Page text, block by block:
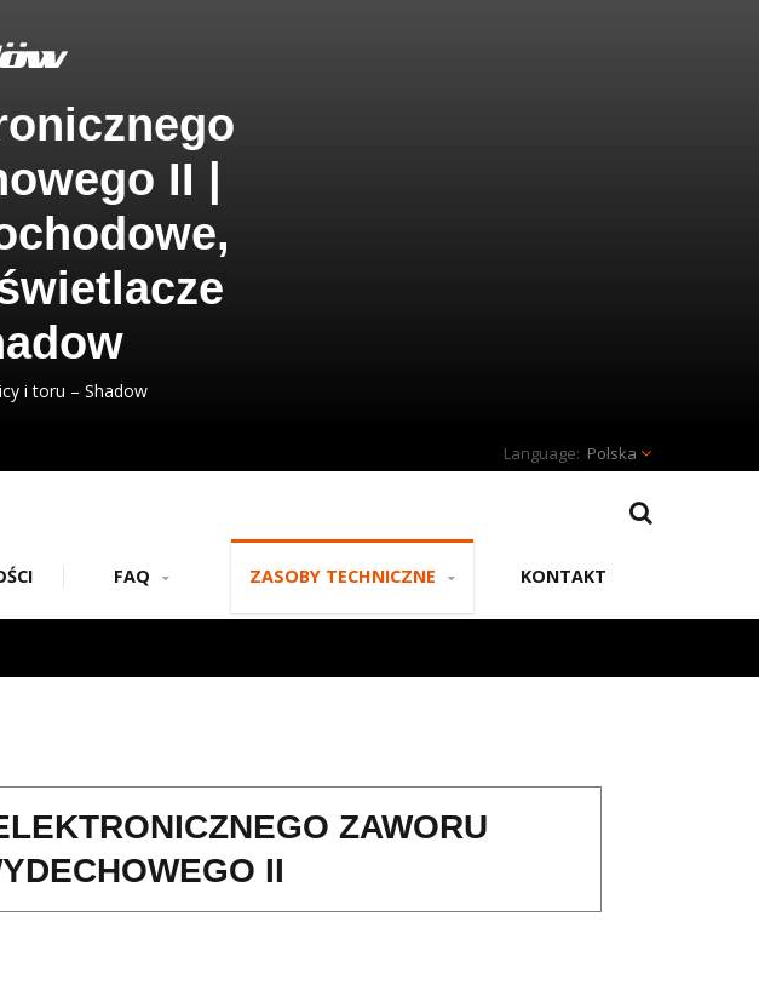
II |
i toru – Shadow
Polska
FAQ ZASOBY TECHNICZNE KONTAKT
ZAWORU
II